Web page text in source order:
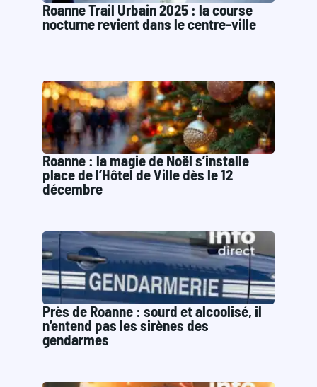
Roanne Trail Urbain 2025 : la course
nocturne revient dans le centre-ville
Roanne : la magie de Noël s’installe
place de l’Hôtel de Ville dès le 12
décembre
Près de Roanne : sourd et alcoolisé, il
n’entend pas les sirènes des
gendarmes